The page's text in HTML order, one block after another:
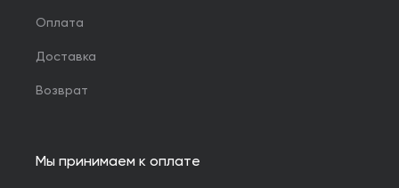
Оплата
Доставка
Возврат
Мы принимаем к оплате